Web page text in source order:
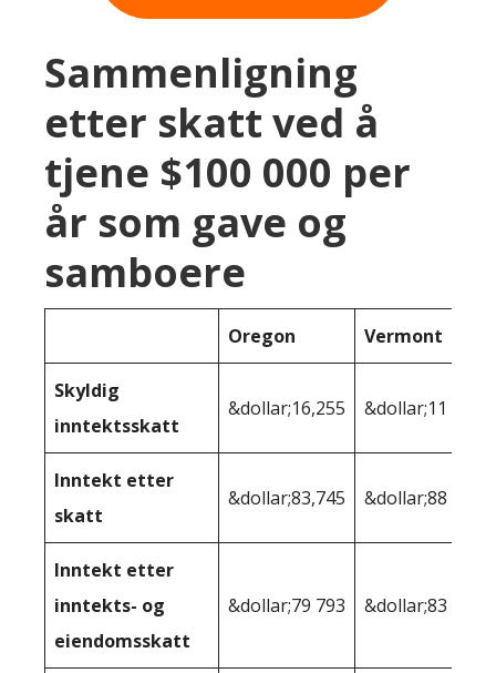
Sammenligning
etter skatt ved å
tjene $100 000 per
år som gave og
samboere
Oregon Vermont
Skyldig
inntektsskatt
&dollar;16,255 &dollar;11 445
Inntekt etter
skatt
&dollar;83,745 &dollar;88 555
Inntekt etter
inntekts- og
eiendomsskatt
&dollar;79 793 &dollar;83 065